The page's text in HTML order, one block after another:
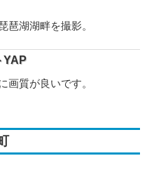
琶湖湖畔を撮影。
YAP
画質が良いです。